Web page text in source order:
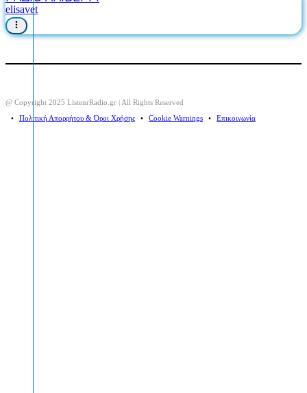
elisavet
@ Copyright 2025 ListenrRadio.gr | All Rights Reserved
⠀•⠀ Πολιτική Απορρήτου & Όροι Χρήσης ⠀•⠀ Cookie Warnings ⠀•⠀ Επικοινωνία